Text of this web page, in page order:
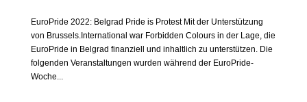
EuroPride 2022: Belgrad Pride is Protest Mit der Unterstützung
von Brussels.International war Forbidden Colours in der Lage, die
EuroPride in Belgrad finanziell und inhaltlich zu unterstützen. Die
folgenden Veranstaltungen wurden während der EuroPride-
Woche...